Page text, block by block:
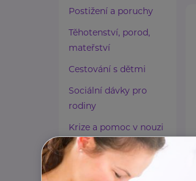
Postižení a poruchy
Těhotenství, porod,
mateřství
Cestování s dětmi
Sociální dávky pro
rodiny
Krize a pomoc v nouzi
Paliativní péče
Rady a tipy